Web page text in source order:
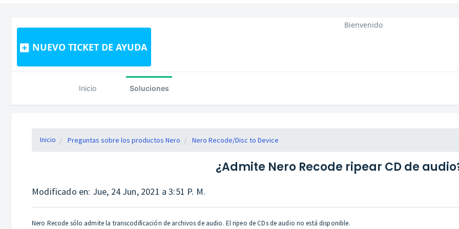
NUEVO TICKET DE AYUDA
Bienvenido
Inicio Soluciones
Inicio Preguntas sobre los productos Nero Nero Recode/Disc to Device
¿Admite Nero Recode ripear CD de
Modificado en: Jue, 24 Jun, 2021 a 3:51 P. M.
Nero Recode sólo admite la transcodificación de archivos de audio. El ripeo de CDs de audio no está disponible.